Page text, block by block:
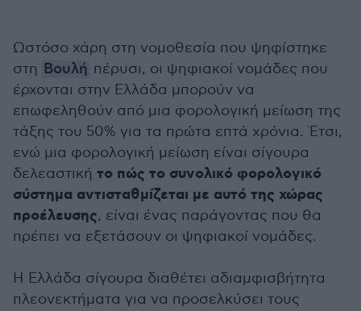
Ωστόσο χάρη στη νομοθεσία που ψηφίστηκε
στη Βουλή πέρυσι, οι ψηφιακοί νομάδες που
έρχονται στην Ελλάδα μπορούν να
επωφεληθούν από μια φορολογική μείωση της
τάξης του 50% για τα πρώτα επτά χρόνια. Έτσι,
ενώ μια φορολογική μείωση είναι σίγουρα
δελεαστική το πώς το συνολικό φορολογικό
σύστημα αντισταθμίζεται με αυτό της χώρας
προέλευσης, είναι ένας παράγοντας που θα
πρέπει να εξετάσουν οι ψηφιακοί νομάδες.
Η Ελλάδα σίγουρα διαθέτει αδιαμφισβήτητα
πλεονεκτήματα για να προσελκύσει τους